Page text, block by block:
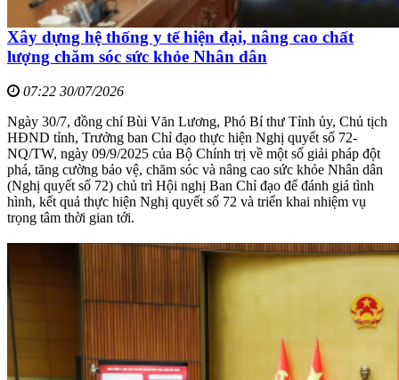
Xây dựng hệ thống y tế hiện đại, nâng cao chất
lượng chăm sóc sức khỏe Nhân dân
07:22 30/07/2026
Ngày 30/7, đồng chí Bùi Văn Lương, Phó Bí thư Tỉnh ủy, Chủ tịch
HĐND tỉnh, Trưởng ban Chỉ đạo thực hiện Nghị quyết số 72-
NQ/TW, ngày 09/9/2025 của Bộ Chính trị về một số giải pháp đột
phá, tăng cường bảo vệ, chăm sóc và nâng cao sức khỏe Nhân dân
(Nghị quyết số 72) chủ trì Hội nghị Ban Chỉ đạo để đánh giá tình
hình, kết quả thực hiện Nghị quyết số 72 và triển khai nhiệm vụ
trọng tâm thời gian tới.